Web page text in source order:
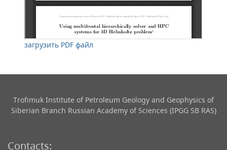
загрузить PDF файл
Trofimuk Institute of Petroleum Geology and Geophysics​ of
Siberian Branch Russian Academy of Sciences (IPGG SB RAS)
Contacts: